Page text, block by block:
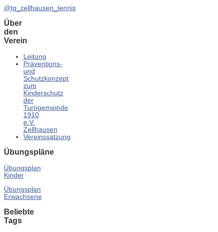
@tg_zellhausen_tennis
Über
den
Verein
Leitung
Präventions-
und
Schutzkonzept
zum
Kinderschutz
der
Turngemeinde
1910
e.V.
Zellhausen
Vereinssatzung
Übungspläne
Übungsplan
Kinder
Übungsplan
Erwachsene
Beliebte
Tags